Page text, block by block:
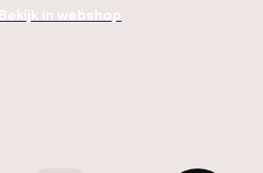
Bekijk in webshop